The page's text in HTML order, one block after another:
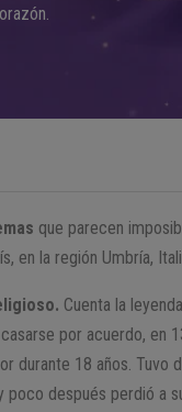
que parecen
en la región Umbría,
Cuenta la
por acuerdo, en
durante 18 años. Tuvo
después perdió a